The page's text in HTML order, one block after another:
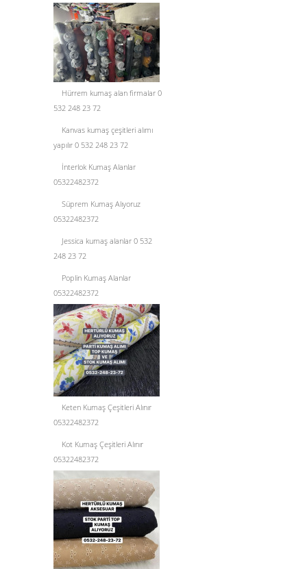
Hürrem kumaş alan firmalar 0
532 248 23 72
Kanvas kumaş çeşitleri alımı
yapılır 0 532 248 23 72
İnterlok Kumaş Alanlar
05322482372
Süprem Kumaş Alıyoruz
05322482372
Jessica kumaş alanlar 0 532
248 23 72
Poplin Kumaş Alanlar
05322482372
Keten Kumaş Çeşitleri Alınır
05322482372
Kot Kumaş Çeşitleri Alınır
05322482372